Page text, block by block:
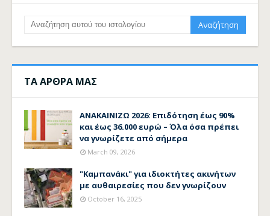
ΤΑ ΑΡΘΡΑ ΜΑΣ
ΑΝΑΚΑΙΝΙΖΩ 2026: Επιδότηση έως 90%
και έως 36.000 ευρώ – Όλα όσα πρέπει
να γνωρίζετε από σήμερα
March 09, 2026
"Καμπανάκι" για ιδιοκτήτες ακινήτων
με αυθαιρεσίες που δεν γνωρίζουν
October 16, 2025